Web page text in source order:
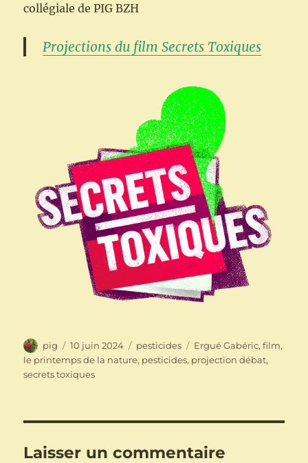
collégiale de PIG BZH
Projections du film Secrets Toxiques
Auteur
pig
Publié
le
10 juin 2024 Catégories
pesticides Étiquettes
Ergué Gabéric,film,
le printemps de la nature, pesticides, projection débat,
secrets toxiques
Laisser un commentaire